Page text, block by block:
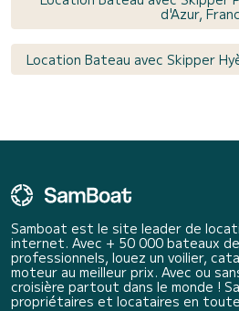
d'Azur,
Location Bateau avec Skipper
Samboat est le site leader de
internet. Avec + 50 000 bateaux
professionnels, louez un voilier,
moteur au meilleur prix. Avec ou
croisière partout dans le monde !
propriétaires et locataires en